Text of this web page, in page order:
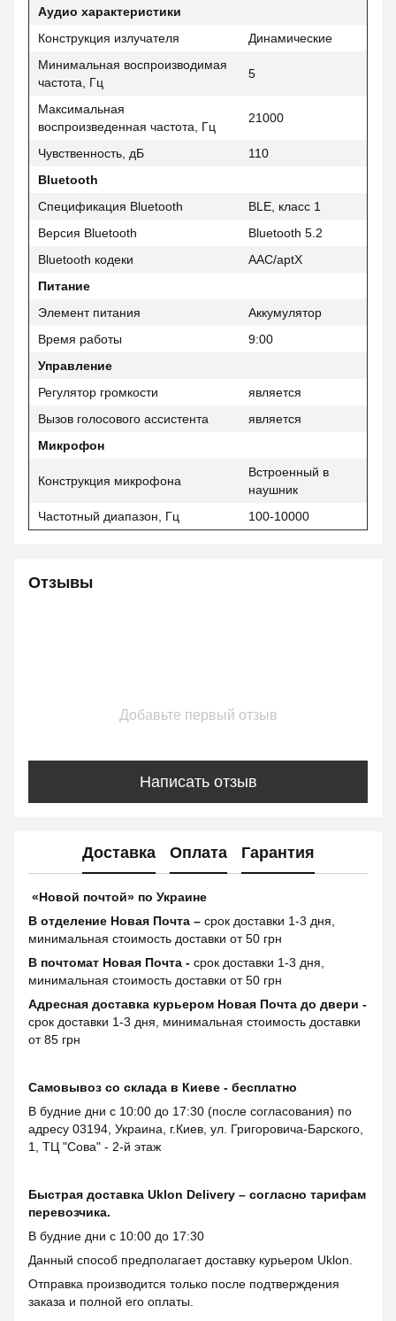
Аудио характеристики
Конструкция излучателя
Динамические
Минимальная воспроизводимая
частота, Гц
5
Максимальная
воспроизведенная частота, Гц
21000
Чувственность, дБ
110
Bluetooth
Спецификация Bluetooth
BLE, класс 1
Версия Bluetooth
Bluetooth 5.2
Bluetooth кодеки
AAC/aptX
Питание
Элемент питания
Аккумулятор
Время работы
9:00
Управление
Регулятор громкости
является
Вызов голосового ассистента
является
Микрофон
Конструкция микрофона
Встроенный в
наушник
Частотный диапазон, Гц
100-10000
Отзывы
Добавьте первый отзыв
Написать отзыв
Доставка Оплата Гарантия
«Новой почтой» по Украине
В отделение Новая Почта – срок доставки 1-3 дня,
минимальная стоимость доставки от 50 грн
В почтомат Новая Почта - срок доставки 1-3 дня,
минимальная стоимость доставки от 50 грн
Адресная доставка курьером Новая Почта до двери -
срок доставки 1-3 дня, минимальная стоимость доставки
от 85 грн
Самовывоз со склада в Киеве - бесплатно
В будние дни с 10:00 до 17:30 (после согласования) по
адресу 03194, Украина, г.Киев, ул. Григоровича-Барского,
1, ТЦ "Сова" - 2-й этаж
Быстрая доставка Uklon Delivery – согласно тарифам
перевозчика.
В будние дни с 10:00 до 17:30
Данный способ предполагает доставку курьером Uklon.
Отправка производится только после подтверждения
заказа и полной его оплаты.